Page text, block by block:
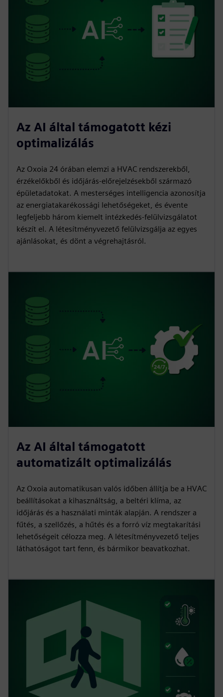
Az AI által támogatott kézi
optimalizálás
Az Oxoia 24 órában elemzi a HVAC rendszerekből,
érzékelőkből és időjárás-előrejelzésekből származó
épületadatokat. A mesterséges intelligencia azonosítja
az energiatakarékossági lehetőségeket, és évente
legfeljebb három kiemelt intézkedés-felülvizsgálatot
készít el. A létesítményvezető felülvizsgálja az egyes
ajánlásokat, és dönt a végrehajtásról.
Az AI által támogatott
automatizált optimalizálás
Az Oxoia automatikusan valós időben állítja be a HVAC
beállításokat a kihasználtság, a beltéri klíma, az
időjárás és a használati minták alapján. A rendszer a
fűtés, a szellőzés, a hűtés és a forró víz megtakarítási
lehetőségeit célozza meg. A létesítményvezető teljes
láthatóságot tart fenn, és bármikor beavatkozhat.